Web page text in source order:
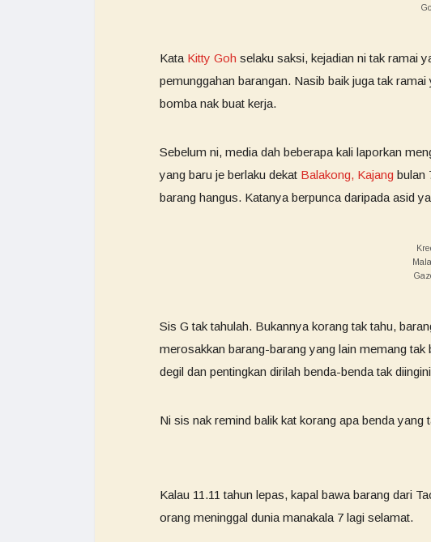
Kata Kitty Goh selaku saksi, kejadian ni tak ramai
pemunggahan barangan. Nasib baik juga tak
bomba nak buat kerja.
Sebelum ni, media dah beberapa kali laporkan
yang baru je berlaku dekat Balakong, Kajang bulan
barang hangus. Katanya berpunca daripada asid
Sis G tak tahulah. Bukannya korang tak tahu,
merosakkan barang-barang yang lain memang
degil dan pentingkan dirilah benda-benda tak
Ni sis nak remind balik kat korang apa benda yang
Kalau 11.11 tahun lepas, kapal bawa barang dari
orang meninggal dunia manakala 7 lagi selamat.